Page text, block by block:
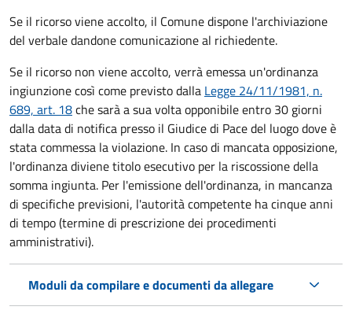
Se il ricorso viene accolto, il Comune dispone l'archiviazione
del verbale dandone comunicazione al richiedente.
Se il ricorso non viene accolto, verrà emessa un'ordinanza
ingiunzione così come previsto dalla Legge 24/11/1981, n.
689, art. 18che sarà a sua volta opponibile entro 30 giorni
dalla data di notifica presso il Giudice di Pace del luogo dove è
stata commessa la violazione. In caso di mancata opposizione,
l'ordinanza diviene titolo esecutivo per la riscossione della
somma ingiunta. Per l'emissione dell'ordinanza, in mancanza
di specifiche previsioni, l'autorità competente ha cinque anni
di tempo (termine di prescrizione dei procedimenti
amministrativi).
Moduli da compilare e documenti da allegare